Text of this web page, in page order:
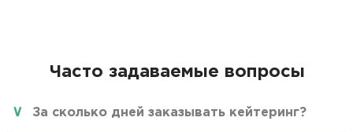
Часто задаваемые вопросы
За сколько дней заказывать кейтеринг?